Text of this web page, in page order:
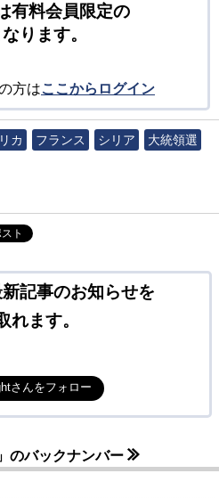
有料会員限定の
ります。
方はここからログイン
カ フランス シリア
大統領選
ト
記事のお知らせを
れます。
さんをフォロー
のバックナンバー